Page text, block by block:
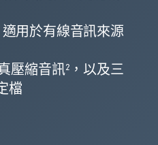
用於有線音訊來源
壓縮音訊2 ，以及三
檔